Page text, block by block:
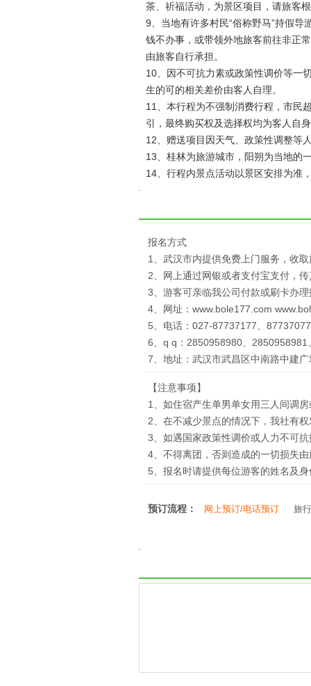
茶、祈福活动，为景区项目，请旅客
9、当地有许多村民“俗称野马”持假导
钱不办事，或带领外地旅客前往非正
由旅客自行承担。
10、因不可抗力素或政策性调价等一
生的可的相关差价由客人自理。
11、本行程为不强制消费行程，市民
引，最终购买权及选择权均为客人自
12、赠送项目因天气、政策性调整等
13、桂林为旅游城市，阳朔为当地的
14、行程内景点活动以景区安排为准
报名方式
1、武汉市内提供免费上门服务，收
2、网上通过网银或者支付宝支付，
3、游客可亲临我公司付款或刷卡办
4、网址：www.bole177.com
5、电话：027-87737177、
6、q q：2850958980、
7、地址：武汉市武昌区中南路中建
【注意事项】
1、如住宿产生单男单女用三人间调
2、在不减少景点的情况下，我社有
3、如遇国家政策性调价或人力不可
4、不得离团，否则造成的一切损失
5、报名时请提供每位游客的姓名及
预订流程： 网上预订/电话预订 旅